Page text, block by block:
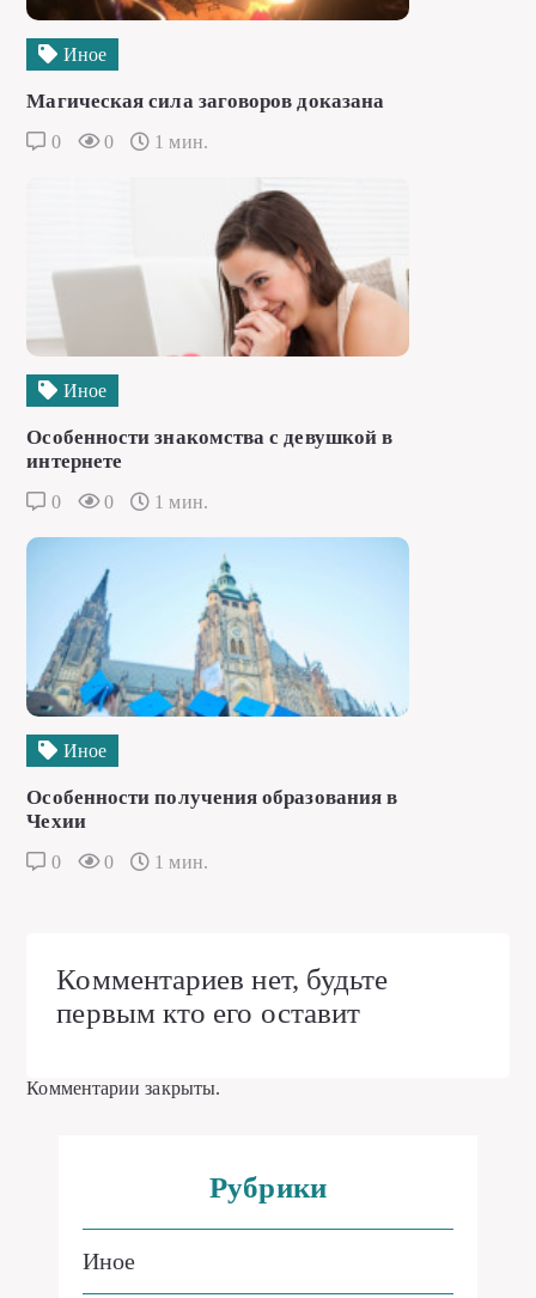
Иное
Магическая сила заговоров доказана
0 0 1 мин.
Иное
Особенности знакомства с девушкой в
интернете
0 0 1 мин.
Иное
Особенности получения образования в
Чехии
0 0 1 мин.
Комментариев нет, будьте
первым кто его оставит
Комментарии закрыты.
Рубрики
Иное